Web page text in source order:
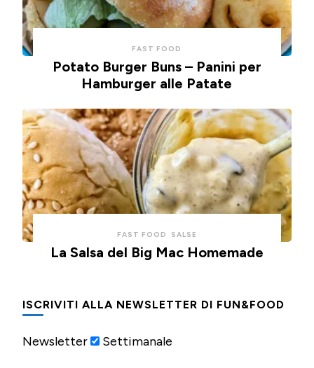
FAST FOOD
Potato Burger Buns – Panini per
Hamburger alle Patate
FAST FOOD SALSE
La Salsa del Big Mac Homemade
ISCRIVITI ALLA NEWSLETTER DI FUN&FOOD
Newsletter Settimanale